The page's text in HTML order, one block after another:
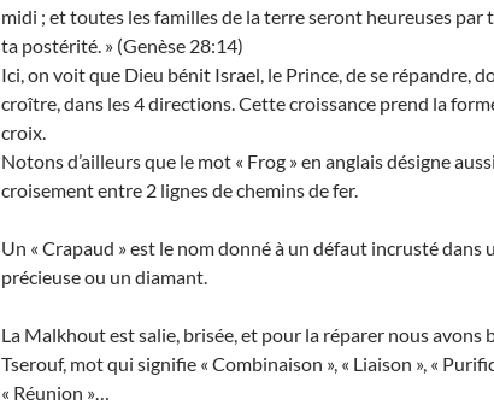
midi ; et toutes les familles de la terre seront heureuses par
ta postérité. » (Genèse 28:14)
Ici, on voit que Dieu bénit Israel, le Prince, de se répandre,
croître, dans les 4 directions. Cette croissance prend la
croix.
Notons d’ailleurs que le mot « Frog » en anglais désigne
croisement entre 2 lignes de chemins de fer.
Un « Crapaud » est le nom donné à un défaut incrusté dans
précieuse ou un diamant.
La Malkhout est salie, brisée, et pour la réparer nous avons
Tserouf, mot qui signifie « Combinaison », « Liaison », «
« Réunion »…